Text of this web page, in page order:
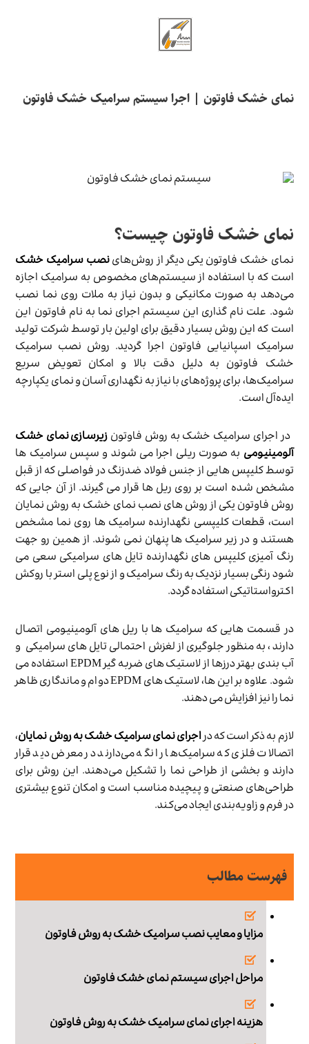
نمای خشک فاوتون | اجرا سیستم سرامیک خشک فاوتون
نمای خشک فاوتون چیست؟
نمای خشک فاوتون یکی دیگر از روش‌هاینصب سرامیک خشک
است که با استفاده از سیستم‌های مخصوص به سرامیک اجازه
می‌دهد به صورت مکانیکی و بدون نیاز به ملات روی نما نصب
شود. علت نام گذاری این سیستم اجرای نما به نام فاوتون این
است که این روش بسیار دقیق برای اولین بار توسط شرکت تولید
سرامیک اسپانیایی فاوتون اجرا گردید. روش نصب سرامیک
خشک فاوتون به دلیل دقت بالا و امکان تعویض سریع
سرامیک‌ها، برای پروژه‌های با نیاز به نگهداری آسان و نمای یکپارچه
ایده‌آل است.
در اجرای سرامیک خشک به روش فاوتون زیرسازی نمای خشک
آلومینیومی به صورت ریلی اجرا می شوند و سپس سرامیک ها
توسط کلیپس هایی از جنس فولاد ضدزنگ در فواصلی که از قبل
مشخص شده است بر روی ریل ها قرار می گیرند. از آن جایی که
روش فاوتون یکی از روش های نصب نمای خشک به روش نمایان
است، قطعات کلیپسی نگهدارنده سرامیک ها روی نما مشخص
هستند و در زیر سرامیک ها پنهان نمی شوند. از همین رو جهت
رنگ آمیزی کلیپس های نگهدارنده تایل های سرامیکی سعی می
شود رنگی بسیار نزدیک به رنگ سرامیک و از نوع پلی استر با روکش
اکترواستاتیکی استفاده گردد.
در قسمت هایی که سرامیک ها با ریل های آلومینیومی اتصال
دارند ، به منظور جلوگیری از لغزش احتمالی تایل های سرامیکی و
آب بندی بهتر درزها از لاستیک های ضربه گیر EPDM استفاده می
شود. علاوه بر این ها، لاستیک های EPDM دوام و ماندگاری ظاهر
نما را نیز افزایش می دهند.
لازم به ذکر است که دراجرای نمای سرامیک خشک به روش نمایان،
اتصالات فلزی که سرامیک‌ها را نگه می‌دارند در معرض دید قرار
دارند و بخشی از طراحی نما را تشکیل می‌دهند. این روش برای
طراحی‌های صنعتی و پیچیده مناسب است و امکان تنوع بیشتری
در فرم و زاویه‌بندی ایجاد می‌کند.
فهرست مطالب
مزایا و معایب نصب سرامیک خشک به روش فاوتون
مراحل اجرای سیستم نمای خشک فاوتون
هزینه اجرای نمای سرامیک خشک به روش فاوتون